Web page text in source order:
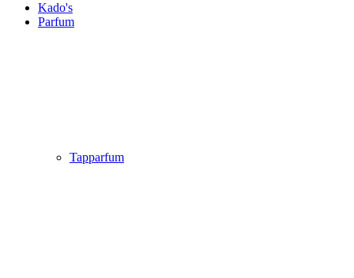
Kado's
Parfum
Tapparfum